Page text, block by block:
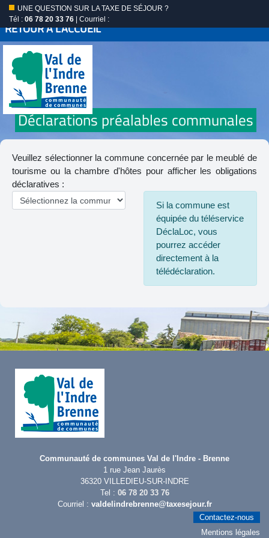
UNE QUESTION SUR LA TAXE DE SÉJOUR ?
Tél : 06 78 20 33 76 | Courriel :
RETOUR À L'ACCUEIL
Déclarations préalables communales
Veuillez sélectionner la commune concernée par le meublé de
tourisme ou la chambre d'hôtes pour afficher les obligations
déclaratives :
Si la commune est
équipée du téléservice
DéclaLoc, vous
pourrez accéder
directement à la
télédéclaration.
Communauté de communes Val de l'Indre - Brenne
1 rue Jean Jaurès
36320 VILLEDIEU-SUR-INDRE
Tel : 06 78 20 33 76
Courriel : valdelindrebrenne@taxesejour.fr
Contactez-nous
Mentions légales